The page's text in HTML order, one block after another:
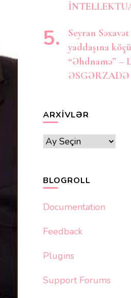
Seyran
yaddaşına
“Əhdnamə” –
ƏSGƏRZADƏ
ARXIVLƏR
Arxivlər
BLOGROLL
Documentation
Feedback
Plugins
Support Forums